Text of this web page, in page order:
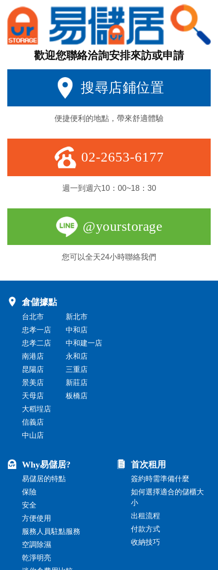
歡迎您聯絡洽詢安排來訪或申請
搜尋店鋪位置
便捷便利的地點，帶來舒適體驗
02-2653-6177
週一到週六10：00~18：30
@yourstorage
您可以全天24小時聯絡我們
倉儲據點
台北市
忠孝一店
忠孝二店
南港店
昆陽店
景美店
天母店
大稻埕店
信義店
中山店
新北市
中和店
中和建一店
永和店
三重店
新莊店
板橋店
Why易儲居?
易儲居的特點
保險
安全
方便使用
服務人員駐點服務
空調除濕
乾淨明亮
首次租用
簽約時需準備什麼
如何選擇適合的儲櫃大
小
出租流程
付款方式
收納技巧